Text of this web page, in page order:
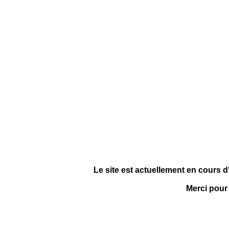
Le site est actuellement en cours
Merci